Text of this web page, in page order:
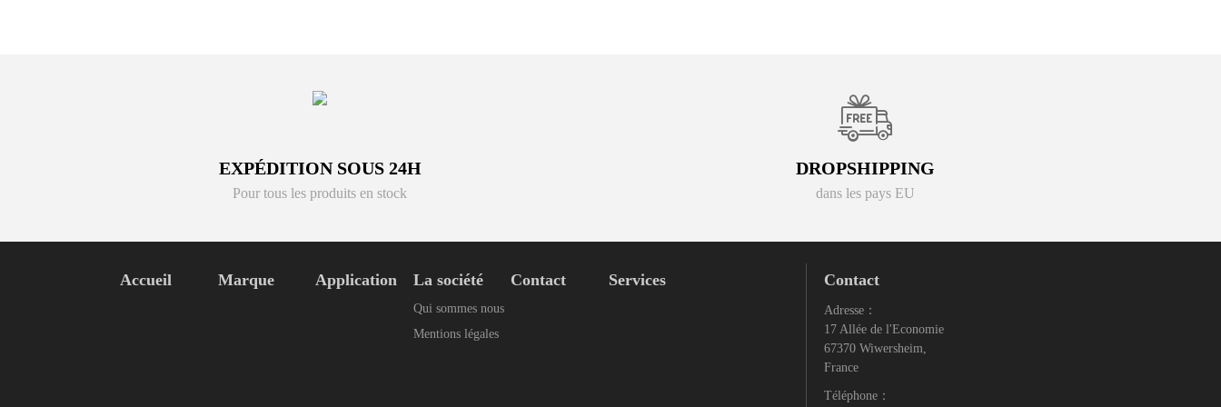
EXPÉDITION SOUS 24H
Pour tous les produits en stock
DROPSHIPPING
dans les pays EU
Accueil Marque Application La société
Qui sommes nous
Mentions légales
Contact Services Contact
Adresse：
17 Allée de l'Economie
67370 Wiwersheim,
France
Téléphone：